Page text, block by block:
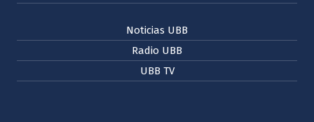
Noticias UBB
Radio UBB
UBB TV